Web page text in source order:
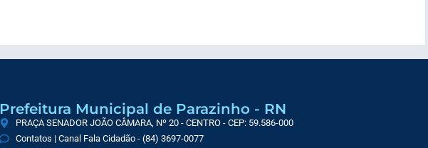
Prefeitura Municipal de Parazinho - RN
PRAÇA SENADOR JOÃO CÂMARA, Nº 20 - CENTRO - CEP: 59.586-000
Contatos | Canal Fala Cidadão - (84) 3697-0077